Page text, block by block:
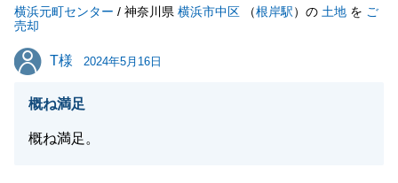
横浜元町センター / 神奈川県 横浜市中区 （根岸駅）の 土地 を ご
売却
T様
T様 2024年5月16日
概ね満足
概ね満足。